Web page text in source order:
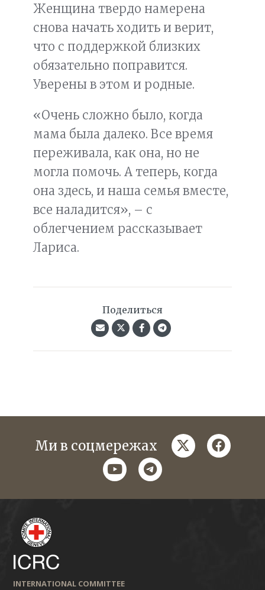
Женщина твердо намерена
снова начать ходить и верит,
что с поддержкой близких
обязательно поправится.
Уверены в этом и родные.
«Очень сложно было, когда
мама была далеко. Все время
переживала, как она, но не
могла помочь. А теперь, когда
она здесь, и наша семья вместе,
все наладится», – с
облегчением рассказывает
Лариса.
Поделиться
Ми в соцмережах twitter
youtubetelegram
INTERNATIONAL COMMITTEE